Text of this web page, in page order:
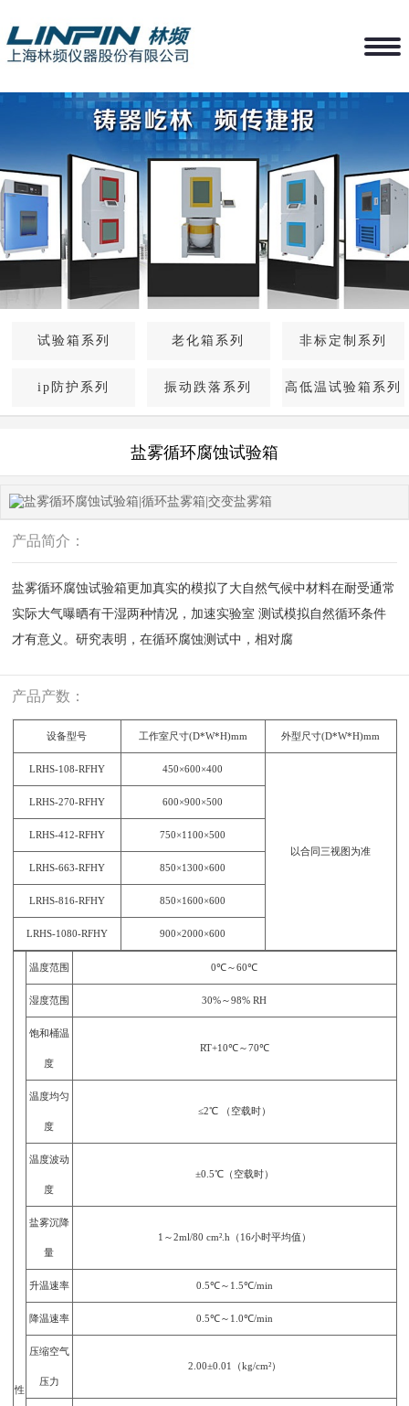
试验箱系列 老化箱系列 非标定制系列
ip防护系列 振动跌落系列 高低温试验箱系列
盐雾循环腐蚀试验箱
产品简介：
盐雾循环腐蚀试验箱更加真实的模拟了大自然气候中材料在耐受通常
实际大气曝晒有干湿两种情况，加速实验室 测试模拟自然循环条件
才有意义。研究表明，在循环腐蚀测试中，相对腐
产品产数：
设备型号 工作室尺寸(D*W*H)mm 外型尺寸(D*W*H)mm
LRHS-108-RFHY 450×600×400
以合同三视图为准
LRHS-270-RFHY 600×900×500
LRHS-412-RFHY 750×1100×500
LRHS-663-RFHY 850×1300×600
LRHS-816-RFHY 850×1600×600
LRHS-1080-RFHY 900×2000×600
性
温度范围 0℃～60℃
湿度范围 30%～98% RH
饱和桶温
度
RT+10℃～70℃
温度均匀
度
≤2℃ （空载时）
温度波动
度
±0.5℃（空载时）
盐雾沉降
量
1～2ml/80 cm².h（16小时平均值）
升温速率 0.5℃～1.5℃/min
降温速率 0.5℃～1.0℃/min
压缩空气
压力
2.00±0.01（kg/cm²）